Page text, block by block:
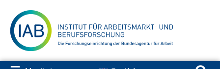
zum
Inhalt
Suchen nach: